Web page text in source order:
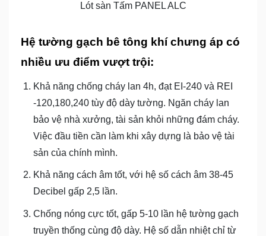
Lót sàn Tấm PANEL ALC
Hệ tường gạch bê tông khí chưng áp có
nhiều ưu điểm vượt trội:
Khả năng chống cháy lan 4h, đạt EI-240 và REI
-120,180,240 tùy độ dày tường. Ngăn cháy lan
bảo vệ nhà xưởng, tài sản khỏi những đám cháy.
Việc đầu tiền cần làm khi xây dựng là bảo vệ tài
sản của chính mình.
Khả năng cách âm tốt, với hệ số cách âm 38-45
Decibel gấp 2,5 lần.
Chống nóng cực tốt, gấp 5-10 lần hệ tường gạch
truyền thống cùng độ dày. Hệ số dẫn nhiệt chỉ từ